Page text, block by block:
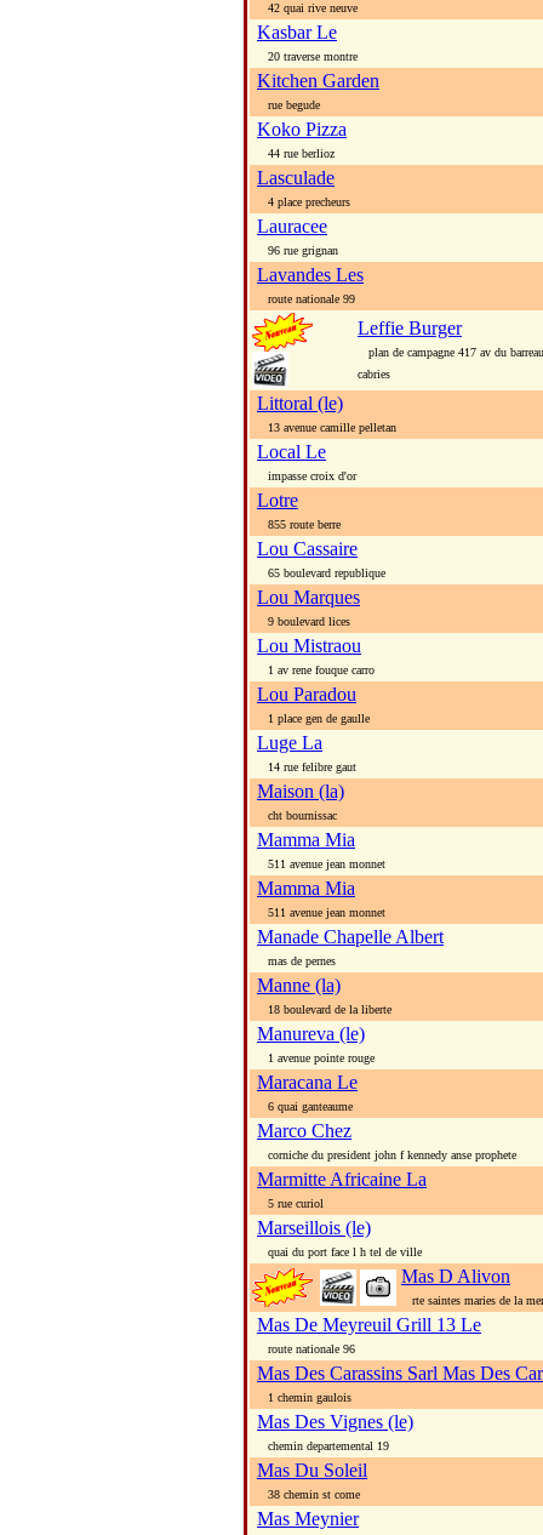
42 quai rive neuve
Kasbar Le
20 traverse montre
Kitchen Garden
rue begude
Koko Pizza
44 rue berlioz
Lasculade
4 place precheurs
Lauracee
96 rue grignan
Lavandes Les
route nationale 99
Leffie Burger
plan de campagne 417 av du
cabries
Littoral (le)
13 avenue camille pelletan
Local Le
impasse croix d'or
Lotre
855 route berre
Lou Cassaire
65 boulevard republique
Lou Marques
9 boulevard lices
Lou Mistraou
1 av rene fouque carro
Lou Paradou
1 place gen de gaulle
Luge La
14 rue felibre gaut
Maison (la)
cht bournissac
Mamma Mia
511 avenue jean monnet
Mamma Mia
511 avenue jean monnet
Manade Chapelle Albert
mas de pernes
Manne (la)
18 boulevard de la liberte
Manureva (le)
1 avenue pointe rouge
Maracana Le
6 quai ganteaume
Marco Chez
corniche du president john f kennedy anse prophete
Marmitte Africaine La
5 rue curiol
Marseillois (le)
quai du port face l h tel de ville
Mas D Alivon
rte saintes maries de la mer
Mas De Meyreuil Grill 13 Le
route nationale 96
Mas Des Carassins Sarl Mas Des
1 chemin gaulois
Mas Des Vignes (le)
chemin departemental 19
Mas Du Soleil
38 chemin st come
Mas Meynier